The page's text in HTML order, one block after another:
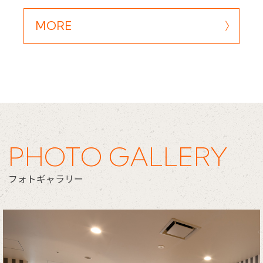
MORE
PHOTO GALLERY
フォトギャラリー